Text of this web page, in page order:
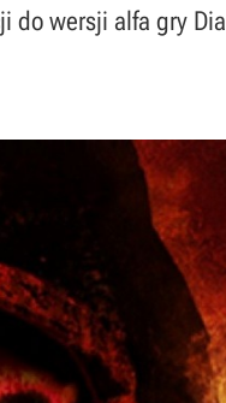
do wersji alfa gry